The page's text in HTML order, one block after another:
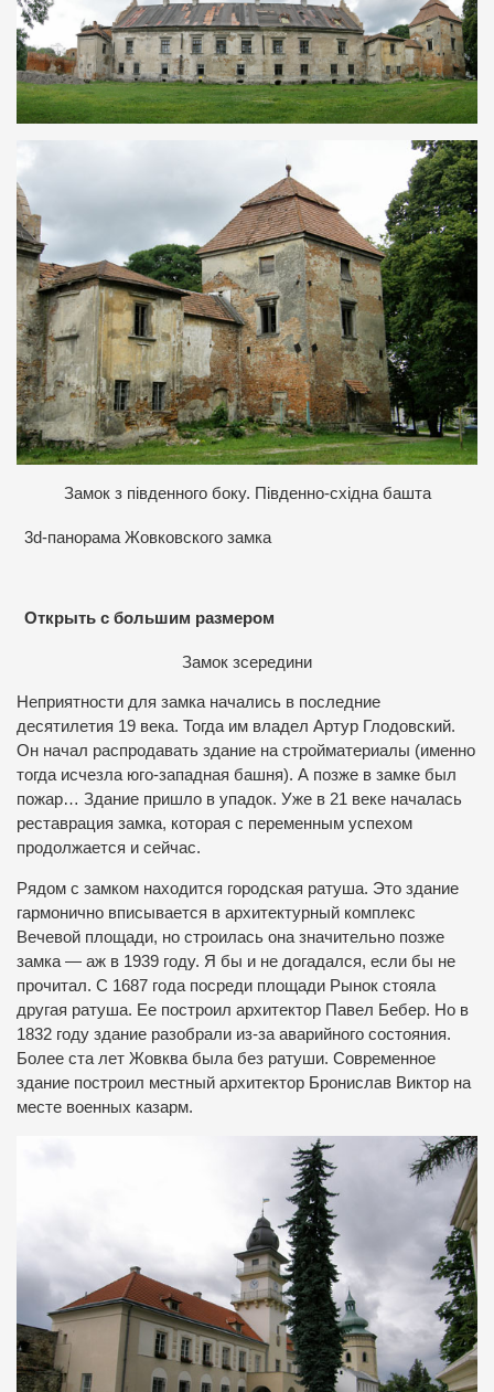
Замок з південного боку. Південно-східна башта
3d-панорама Жовковского замка
Открыть с большим размером
Замок зсередини
Неприятности для замка начались в последние
десятилетия 19 века. Тогда им владел Артур Глодовский.
Он начал распродавать здание на стройматериалы (именно
тогда исчезла юго-западная башня). А позже в замке был
пожар… Здание пришло в упадок. Уже в 21 веке началась
реставрация замка, которая с переменным успехом
продолжается и сейчас.
Рядом с замком находится городская ратуша. Это здание
гармонично вписывается в архитектурный комплекс
Вечевой площади, но строилась она значительно позже
замка — аж в 1939 году. Я бы и не догадался, если бы не
прочитал. С 1687 года посреди площади Рынок стояла
другая ратуша. Ее построил архитектор Павел Бебер. Но в
1832 году здание разобрали из-за аварийного состояния.
Более ста лет Жовква была без ратуши. Современное
здание построил местный архитектор Бронислав Виктор на
месте военных казарм.